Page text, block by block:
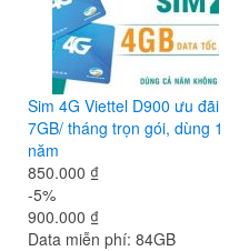
Sim 4G Viettel D900 ưu đãi
7GB/ tháng trọn gói, dùng 1
năm
850.000 ₫
-5%
900.000 ₫
Data miễn phí: 84GB